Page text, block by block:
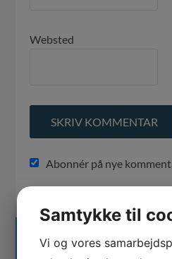
Websted
Abonnér på nye
KONTAKT OS
Samtykke til
Vi og vores